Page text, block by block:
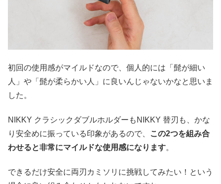
初回の使用感がマイルドなので、個人的には「髭が細い
人」や「髭が柔らかい人」に良いんじゃないかなと思いま
した。
NIKKY クラシックダブルホルダーもNIKKY 替刃も、かな
り安全めに振っている印象があるので、
この2つを組み合
わせると非常にマイルドな使用感になります。
できるだけ安全に両刃カミソリに挑戦してみたい！という